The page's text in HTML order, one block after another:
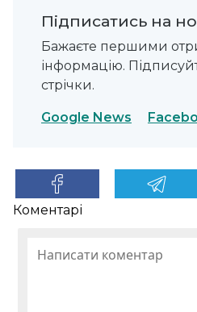
Підписатись на
Бажаєте першими
інформацію.
стрічки.
Google News
Коментарі